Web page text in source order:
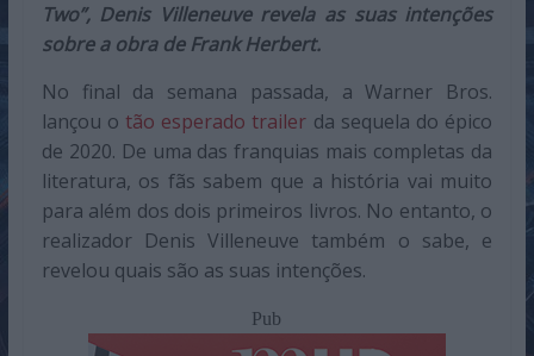
Two”, Denis Villeneuve revela as suas intenções
sobre a obra de Frank Herbert.
No final da semana passada, a Warner Bros.
lançou o tão esperado trailer da sequela do épico
de 2020. De uma das franquias mais completas da
literatura, os fãs sabem que a história vai muito
para além dos dois primeiros livros. No entanto, o
realizador Denis Villeneuve também o sabe, e
revelou quais são as suas intenções.
Pub